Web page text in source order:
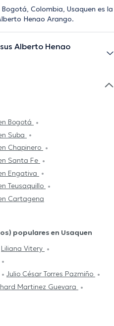
Colombia, Usaquen es la
Henao Arango.
Alberto Henao
Bogotá
Suba
Chapinero
Santa Fe
Engativa
Teusaquillo
Cartagena
populares en Usaquen
Liliana Vitery
Julio César Torres Pazmiño
Martinez Guevara